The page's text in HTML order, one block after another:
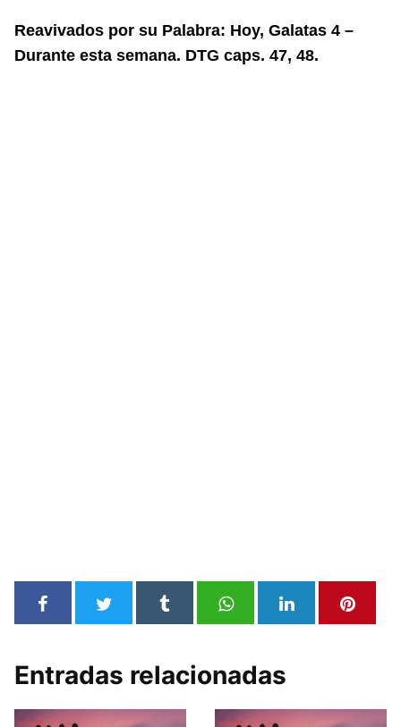
Reavivados por su Palabra: Hoy, Galatas 4 –
Durante esta semana. DTG caps. 47, 48.
Entradas relacionadas